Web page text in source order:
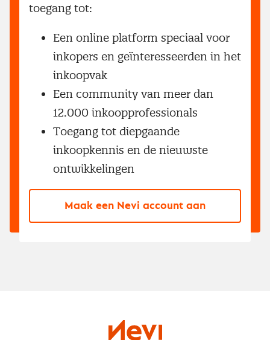
toegang tot:
Een online platform speciaal voor
inkopers en geïnteresseerden in het
inkoopvak
Een community van meer dan
12.000 inkoopprofessionals
Toegang tot diepgaande
inkoopkennis en de nieuwste
ontwikkelingen
Maak een Nevi account aan